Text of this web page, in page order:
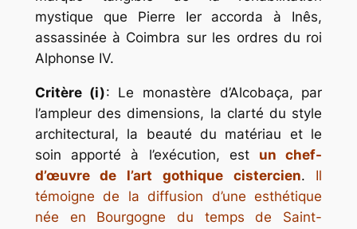
mystique que Pierre Ier accorda à Inês,
assassinée à Coimbra sur les ordres du roi
Alphonse IV.
Critère (i): Le monastère d’Alcobaça, par
l’ampleur des dimensions, la clarté du style
architectural, la beauté du matériau et le
soin apporté à l’exécution, est un chef-
d’œuvre de l’art gothique cistercien. Il
témoigne de la diffusion d’une esthétique
née en Bourgogne du temps de Saint-